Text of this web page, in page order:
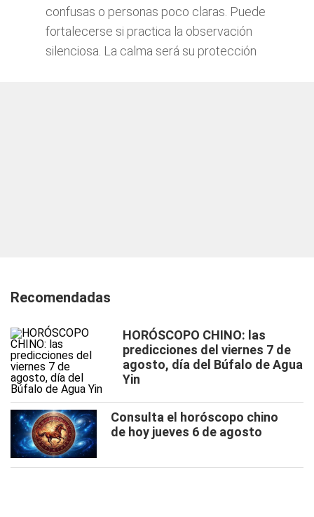
confusas o personas poco claras. Puede
fortalecerse si practica la observación
silenciosa. La calma será su protección
Recomendadas
HORÓSCOPO CHINO: las
predicciones del viernes 7 de
agosto, día del Búfalo de Agua
Yin
Consulta el horóscopo chino
de hoy jueves 6 de agosto